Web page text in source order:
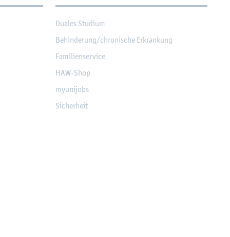
Dua­les Stu­di­um
Be­hin­de­rung/chro­ni­sche Er­kran­kung
Fa­mi­li­en­ser­vice
HAW-Shop
myu­ni­jobs
Si­cher­heit